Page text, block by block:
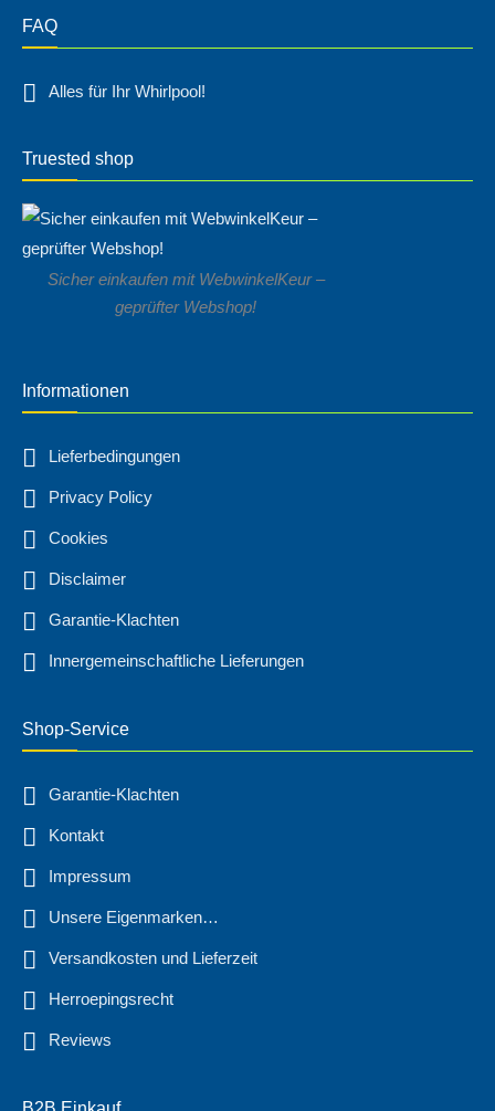
FAQ
Alles für Ihr Whirlpool!
Truested shop
Sicher einkaufen mit WebwinkelKeur –
geprüfter Webshop!
Informationen
Lieferbedingungen
Privacy Policy
Cookies
Disclaimer
Garantie-Klachten
Innergemeinschaftliche Lieferungen
Shop-Service
Garantie-Klachten
Kontakt
Impressum
Unsere Eigenmarken…
Versandkosten und Lieferzeit
Herroepingsrecht
Reviews